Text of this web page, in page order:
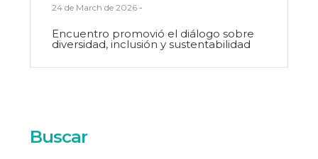
24 de March de 2026 -
Encuentro promovió el diálogo sobre
diversidad, inclusión y sustentabilidad
Buscar